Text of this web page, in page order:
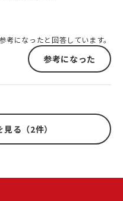
考になったと回答しています。
参考になった
る（2件）